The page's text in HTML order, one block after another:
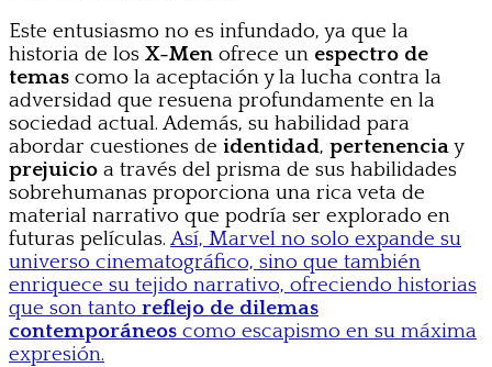
Este entusiasmo no es infundado, ya que la
historia de los X-Men ofrece un espectro de
temas como la aceptación y la lucha contra la
adversidad que resuena profundamente en la
sociedad actual. Además, su habilidad para
abordar cuestiones de identidad, pertenenciay
prejuicio a través del prisma de sus habilidades
sobrehumanas proporciona una rica veta de
material narrativo que podría ser explorado en
futuras películas. Así, Marvel no solo expande su
universo cinematográfico, sino que también
enriquece su tejido narrativo, ofreciendo historias
que son tanto reflejo de dilemas
contemporáneos como escapismo en su máxima
expresión.